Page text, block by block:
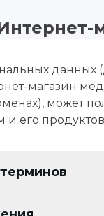
магазин
может
и его